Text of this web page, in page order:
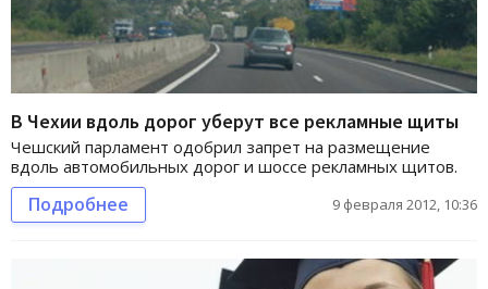
В Чехии вдоль дорог уберут все рекламные щиты
Чешский парламент одобрил запрет на размещение
вдоль автомобильных дорог и шоссе рекламных щитов.
Подробнее 9 февраля 2012, 10:36